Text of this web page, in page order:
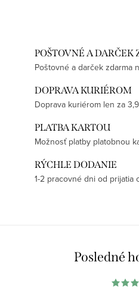
POŠTOVNÉ A DARČEK
Poštovné a darček zdarma
DOPRAVA KURIÉROM
Doprava kuriérom len za
PLATBA KARTOU
Možnosť platby platobnou
RÝCHLE DODANIE
1-2 pracovné dni od prijatia
Posledné